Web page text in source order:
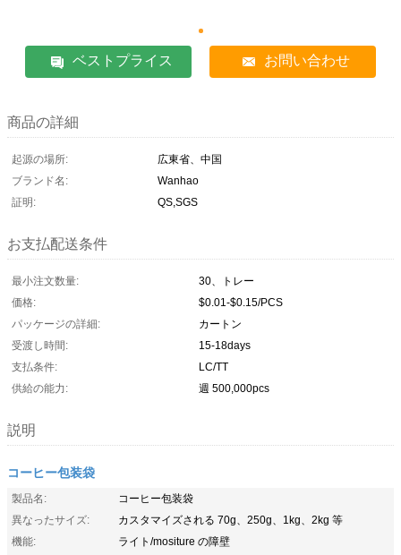
ベストプライス お問い合わせ
商品の詳細
起源の場所:
広東省、中国
ブランド名:
Wanhao
証明:
QS,SGS
お支払配送条件
最小注文数量:
30、トレー
価格:
$0.01-$0.15/PCS
パッケージの詳細:
カートン
受渡し時間:
15-18days
支払条件:
LC/TT
供給の能力:
週 500,000pcs
説明
コーヒー包装袋
製品名:
コーヒー包装袋
異なったサイズ:
カスタマイズされる 70g、250g、1kg、2kg 等
機能:
ライト/mositure の障壁